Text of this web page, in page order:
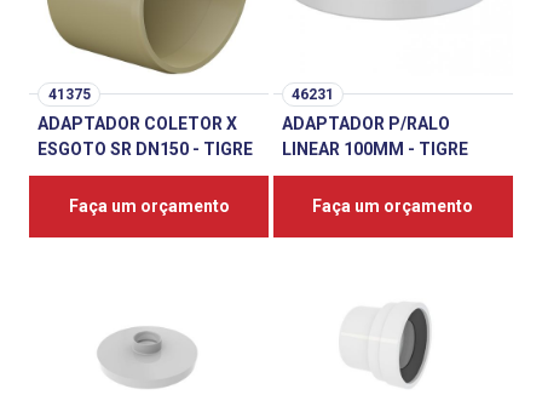
41375
ADAPTADOR COLETOR X
ESGOTO SR DN150 - TIGRE
Faça um orçamento
46231
ADAPTADOR P/RALO
LINEAR 100MM - TIGRE
Faça um orçamento